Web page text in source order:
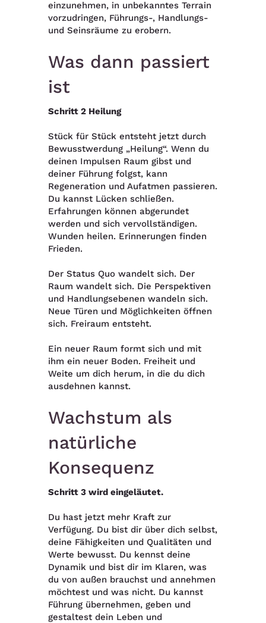
einzunehmen, in unbekanntes Terrain
vorzudringen, Führungs-, Handlungs-
und Seinsräume zu erobern.
Was dann passiert
ist
Schritt 2 Heilung
Stück für Stück entsteht jetzt durch
Bewusstwerdung „Heilung“. Wenn du
deinen Impulsen Raum gibst und
deiner Führung folgst, kann
Regeneration und Aufatmen passieren.
Du kannst Lücken schließen.
Erfahrungen können abgerundet
werden und sich vervollständigen.
Wunden heilen. Erinnerungen finden
Frieden.
Der Status Quo wandelt sich. Der
Raum wandelt sich. Die Perspektiven
und Handlungsebenen wandeln sich.
Neue Türen und Möglichkeiten öffnen
sich. Freiraum entsteht.
Ein neuer Raum formt sich und mit
ihm ein neuer Boden. Freiheit und
Weite um dich herum, in die du dich
ausdehnen kannst.
Wachstum als
natürliche
Konsequenz
Schritt 3 wird eingeläutet.
Du hast jetzt mehr Kraft zur
Verfügung. Du bist dir über dich selbst,
deine Fähigkeiten und Qualitäten und
Werte bewusst. Du kennst deine
Dynamik und bist dir im Klaren, was
du von außen brauchst und annehmen
möchtest und was nicht. Du kannst
Führung übernehmen, geben und
gestaltest dein Leben und